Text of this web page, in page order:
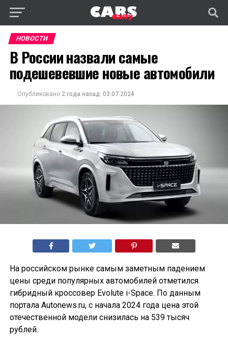
НОВОСТИ
В России назвали самые
подешевевшие новые автомобили
Опубликовано 2 года назад 03.07.2024
На российском рынке самым заметным падением
цены среди популярных автомобилей отметился
гибридный кроссовер Evolute i-Space. По данным
портала Autonews.ru, с начала 2024 года цена этой
отечественной модели снизилась на 539 тысяч
рублей.